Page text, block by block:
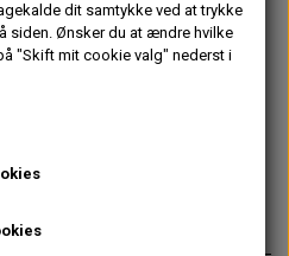
kr.
CAM4853
dit samtykke ved at trykke
siden. Ønsker du at ændre hvilke
"Skift mit cookie valg" nederst i